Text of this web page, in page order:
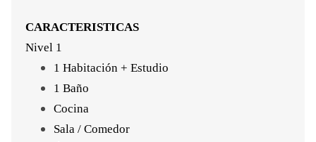
CARACTERISTICAS
Nivel 1
1 Habitación + Estudio
1 Baño
Cocina
Sala / Comedor